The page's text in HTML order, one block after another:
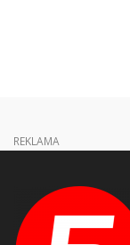
REKLAMA